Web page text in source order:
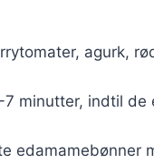
agurk,
minutter, indtil
edamamebønner